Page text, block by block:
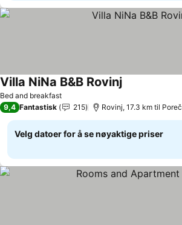
Bed and breakfast
Villa NiNa B&B RovinjSe priser
9,4 Fantastisk 215 Rovinj, 17.3 km til Poreč
Velg datoer for å se nøyaktige priser